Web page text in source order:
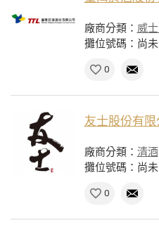
廠商分類： 威
攤位號碼：尚
0
友士股份有限
廠商分類： 清酒
攤位號碼：尚
0